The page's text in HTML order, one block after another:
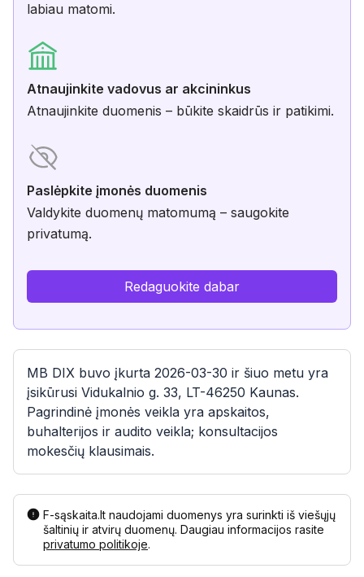
labiau matomi.
Atnaujinkite vadovus ar akcininkus
Atnaujinkite duomenis – būkite skaidrūs ir patikimi.
Paslėpkite įmonės duomenis
Valdykite duomenų matomumą – saugokite
privatumą.
Redaguokite dabar
MB DIX buvo įkurta 2026-03-30 ir šiuo metu yra
įsikūrusi Vidukalnio g. 33, LT-46250 Kaunas.
Pagrindinė įmonės veikla yra apskaitos,
buhalterijos ir audito veikla; konsultacijos
mokesčių klausimais.
F-sąskaita.lt naudojami duomenys yra surinkti iš viešųjų
šaltinių ir atvirų duomenų. Daugiau informacijos rasite
privatumo politikoje.